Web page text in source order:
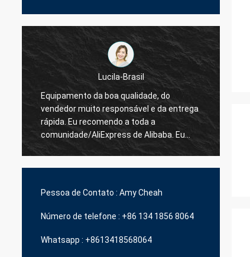
Lucila-Brasil
Equipamento da boa qualidade, do
vendedor muito responsável e da entrega
rápida. Eu recomendo a toda a
comunidade/AliExpress de Alibaba. Eu
comprarei definidamente mais unidades.
Pessoa de Contato : Amy Cheah
Número de telefone : +86 134 1856 8064
Whatsapp : +8613418568064